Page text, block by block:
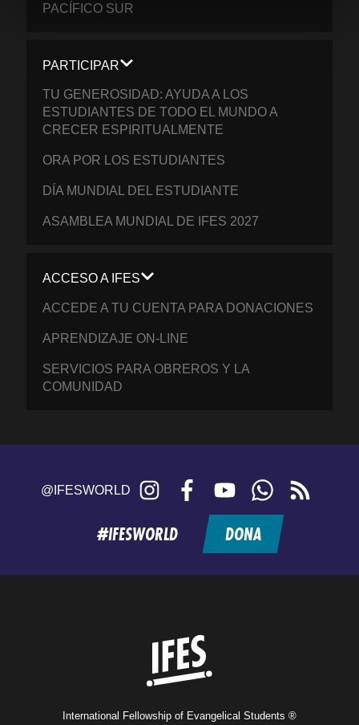
PACÍFICO SUR
PARTICIPAR
TU GENEROSIDAD: AYUDA A LOS
ESTUDIANTES DE TODO EL MUNDO A
CRECER ESPIRITUALMENTE
ORA POR LOS ESTUDIANTES
DÍA MUNDIAL DEL ESTUDIANTE
ASAMBLEA MUNDIAL DE IFES 2027
ACCESO A IFES
ACCEDE A TU CUENTA PARA DONACIONES
APRENDIZAJE ON-LINE
SERVICIOS PARA OBREROS Y LA
COMUNIDAD
@IFESWORLD Instagram FacebookYouTubeWhatsApp
feed
#IFESWORLD DONA
International Fellowship of Evangelical Students ®